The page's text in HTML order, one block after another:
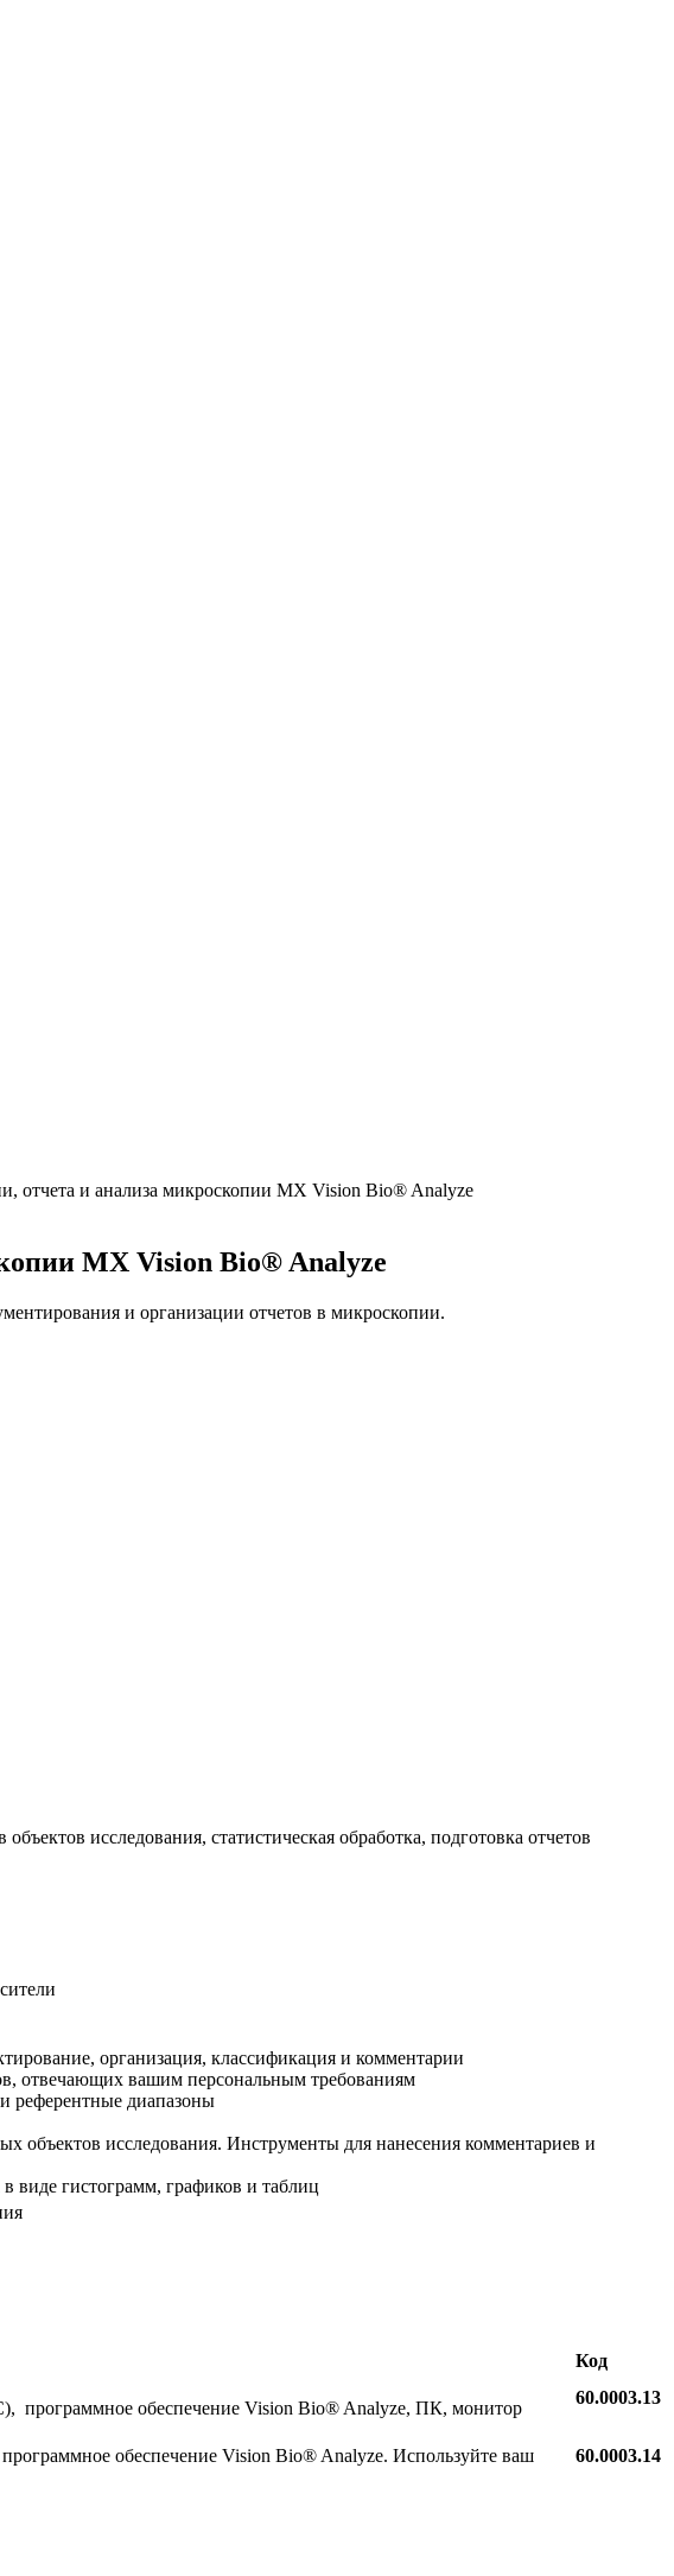
отчета и анализа микроскопии MX Vision Bio® Analyze
MX Vision Bio® Analyze
и организации отчетов в микроскопии.
исследования, статистическая обработка, подготовка отчетов
организация, классификация и комментарии
отвечающих вашим персональным требованиям
референтные диапазоны
объектов исследования. Инструменты для нанесения комментариев и
виде гистограмм, графиков и таблиц
Код
программное обеспечение Vision Bio® Analyze, ПК, монитор
60.0003.13
обеспечение Vision Bio® Analyze. Используйте ваш
60.0003.14